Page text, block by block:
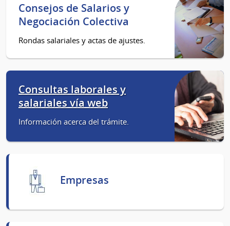
Consejos de Salarios y
Negociación Colectiva
Rondas salariales y actas de ajustes.
Consultas laborales y
salariales vía web
Información acerca del trámite.
Empresas